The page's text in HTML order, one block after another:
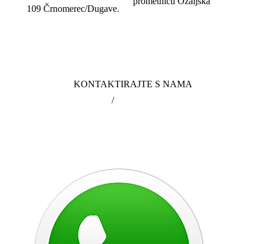
109 Črnomerec/Dugave.
KONTAKTIRAJTE S NAMA
/info@poliklinikagikic.hr